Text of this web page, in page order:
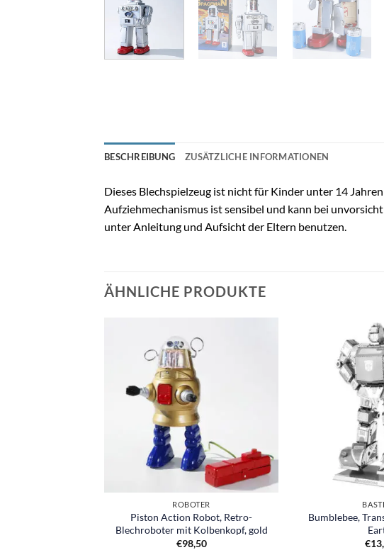
BESCHREIBUNG ZUSÄTZLICHE INFORMATIONEN
Dieses Blechspielzeug ist nicht für Kinder unter 14
Aufziehmechanismus ist sensibel und kann bei
unter Anleitung und Aufsicht der Eltern benutzen.
ÄHNLICHE PRODUKTE
ROBOTER
Piston Action Robot, Retro-
Blechroboter mit Kolbenkopf, gold
€98,50
Bumblebee,
€